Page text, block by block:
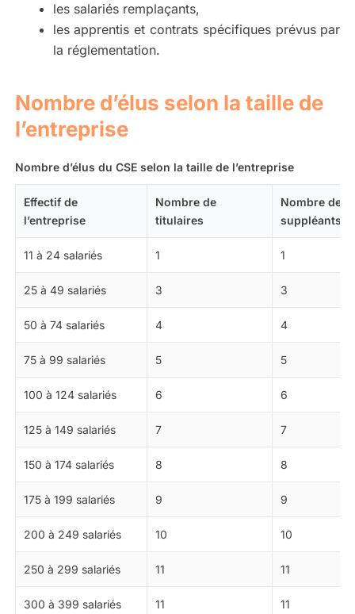
les salariés remplaçants,
les apprentis et contrats spécifiques prévus par
la réglementation.
Nombre d’élus selon la taille de
l’entreprise
Nombre d’élus du CSE selon la taille de l’entreprise
Effectif de
l’entreprise
Nombre de
titulaires
Nombre de
suppléants
11 à 24 salariés 1 1
25 à 49 salariés 3 3
50 à 74 salariés 4 4
75 à 99 salariés 5 5
100 à 124 salariés 6 6
125 à 149 salariés 7 7
150 à 174 salariés 8 8
175 à 199 salariés 9 9
200 à 249 salariés 10 10
250 à 299 salariés 11 11
300 à 399 salariés 11 11